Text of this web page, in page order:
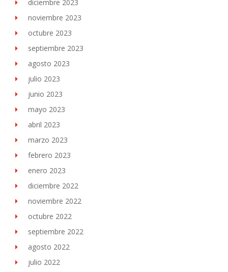
diciembre 2023
noviembre 2023
octubre 2023
septiembre 2023
agosto 2023
julio 2023
junio 2023
mayo 2023
abril 2023
marzo 2023
febrero 2023
enero 2023
diciembre 2022
noviembre 2022
octubre 2022
septiembre 2022
agosto 2022
julio 2022